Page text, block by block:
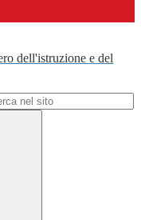
dell'istruzione e del